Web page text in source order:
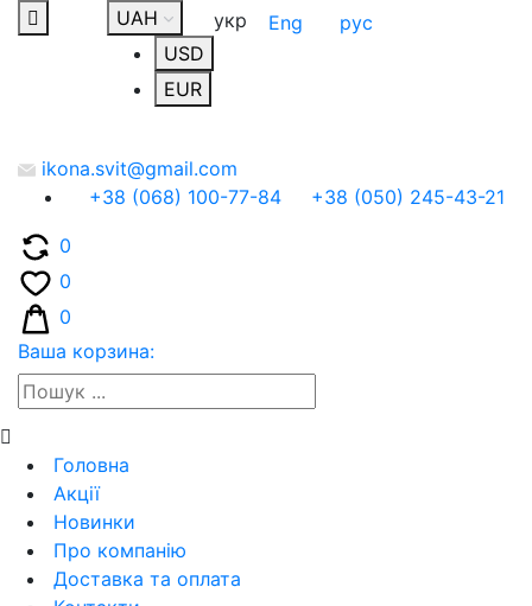
UAH
USD
EUR
укр Eng рус
ikona.svit@gmail.com
+38 (068) 100-77-84
+38 (050) 245-43-21
0
0
0
Ваша корзина:
Головна
Акції
Новинки
Про компанію
Доставка та оплата